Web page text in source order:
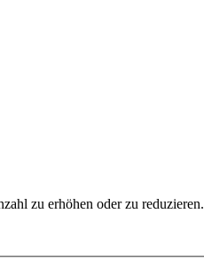
zu erhöhen oder zu reduzieren.